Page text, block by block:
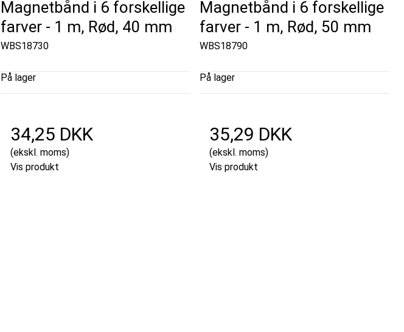
Magnetbånd i 6 forskellige
farver - 1 m, Rød, 40 mm
WBS18730
På lager
34,25 DKK
(ekskl. moms)
Vis produkt
Magnetbånd i 6 forskellige
farver - 1 m, Rød, 50 mm
WBS18790
På lager
35,29 DKK
(ekskl. moms)
Vis produkt